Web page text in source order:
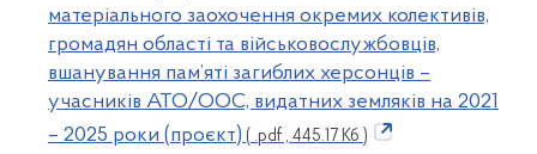
матеріального заохочення окремих колективів,
громадян області та військовослужбовців,
вшанування пам’яті загиблих херсонців –
учасників АТО/ООС, видатних земляків на 2021
– 2025 роки (проєкт) ( .pdf , 445.17 Кб )